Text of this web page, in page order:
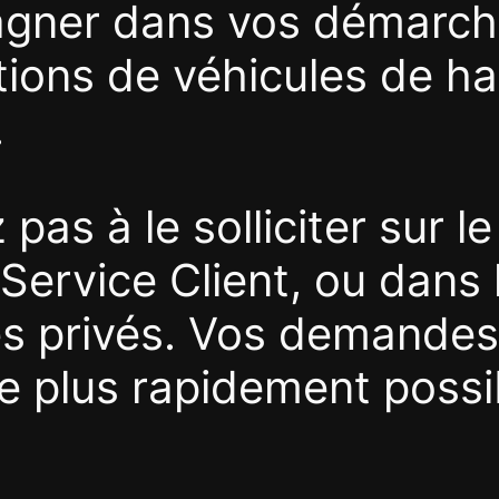
dans vos
de véhicules de
pas à le solliciter sur
Client, ou dans
privés. Vos
plus rapidement